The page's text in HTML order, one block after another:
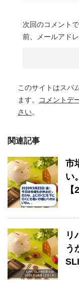
次回のコメント
前、メールアド
このサイトはスパ
ます。
コメントデ
さい。
関連記事
市
い
リ
う